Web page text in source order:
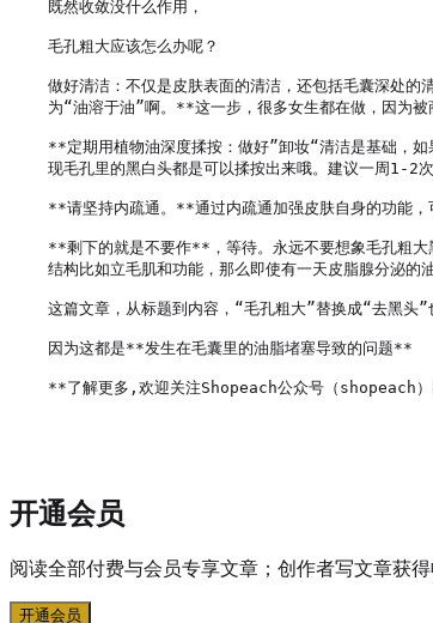
既然收敛没什么作用，
毛孔粗大应该怎么办呢？
做好清洁：不仅是皮肤表面的清洁，还包括毛囊深处
为“油溶于油”啊。**这一步，很多女生都在做，因为
**定期用植物油深度揉按：做好”卸妆“清洁是基础，
现毛孔里的黑白头都是可以揉按出来哦。建议一周1-2次
**请坚持内疏通。**通过内疏通加强皮肤自身的功能，
**剩下的就是不要作**，等待。永远不要想象毛孔粗大
结构比如立毛肌和功能，那么即使有一天皮脂腺分泌的
这篇文章，从标题到内容，“毛孔粗大”替换成“去黑头”
因为这都是**发生在毛囊里的油脂堵塞导致的问题**
**了解更多,欢迎关注Shopeach公众号（shopeach
开通会员
阅读全部付费与会员专享文章；创作者写文章获
开通会员